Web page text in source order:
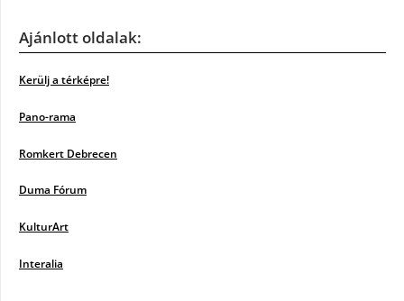
Ajánlott oldalak:
Kerülj a térképre!
Pano-rama
Romkert Debrecen
Duma Fórum
KulturArt
Interalia